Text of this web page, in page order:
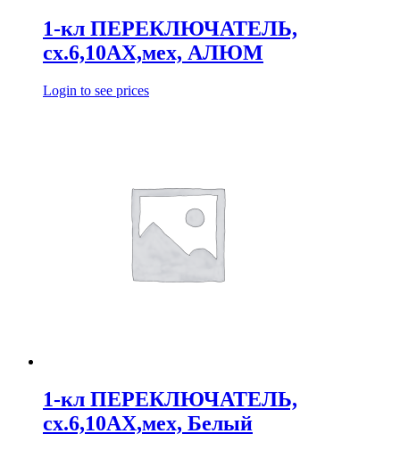
1-кл ПЕРЕКЛЮЧАТЕЛЬ,
сх.6,10АХ,мех, АЛЮМ
Login to see prices
1-кл ПЕРЕКЛЮЧАТЕЛЬ,
сх.6,10АХ,мех, Белый